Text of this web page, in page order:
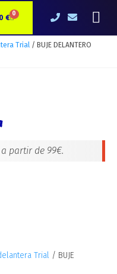
€ 0CARRITO
Trial / BUJE DELANTERO
partir de 99€.
Trial / BUJE